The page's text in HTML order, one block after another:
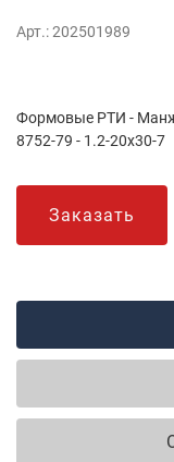
Арт.: 202501989
Формовые РТИ -
8752-79 - 1.2-20х30-7
Заказать